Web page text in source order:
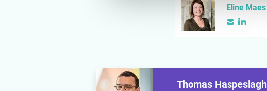
Eline Maes
Thomas Haspeslagh